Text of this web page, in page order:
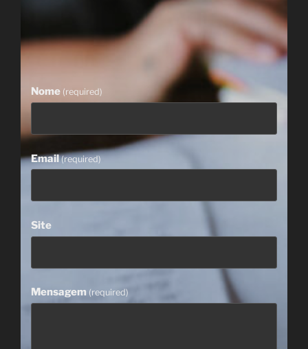
Nome (required)
Email (required)
Site
Mensagem (required)